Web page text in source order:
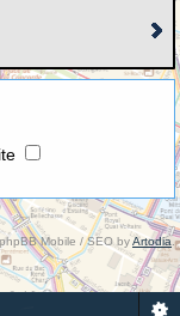
phpBB Mobile / SEO byArtodia .